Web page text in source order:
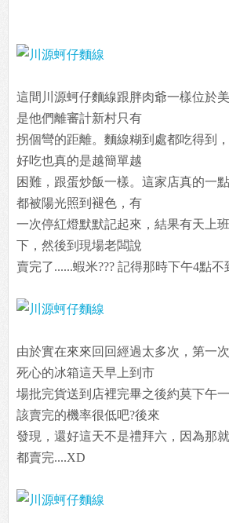
這間川源蚵仔麵線跟胖肉爺一樣位於
是他們離審計新村只有
拐個彎的距離。麵線糊到處都吃得到
好吃也真的是越簡單越
困難，跟蛋炒飯一樣。這家店真的一
都被陽光照到褪色，有
一次停紅燈默默記起來，結果有天上
下，然後到現場老闆說
賣完了......蝦米??? 記得那時下午4點不
由於實在來來回回經過太多次，第一
死心的冰箱這天早上到市
場批完貨送到店裡完畢之後約莫下午
該賣完的機率很低吧?後來
發現，還好這天不是禮拜六，因為那
都賣完....XD